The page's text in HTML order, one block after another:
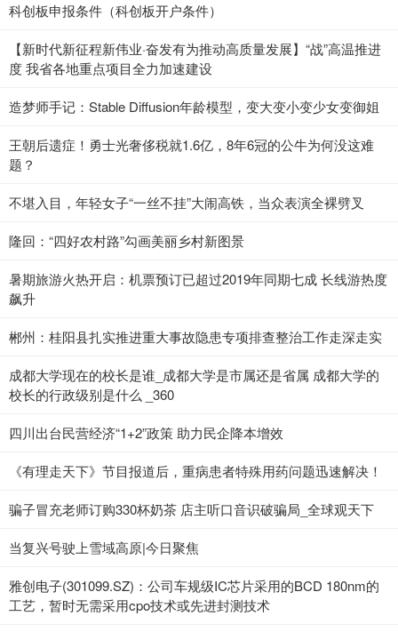
科创板申报条件（科创板开户条件）
【新时代新征程新伟业·奋发有为推动高质量发展】“战”高温推进
度 我省各地重点项目全力加速建设
造梦师手记：Stable Diffusion年龄模型，变大变小变少女变御姐
王朝后遗症！勇士光奢侈税就1.6亿，8年6冠的公牛为何没这难
题？
不堪入目，年轻女子“一丝不挂”大闹高铁，当众表演全裸劈叉
隆回：“四好农村路”勾画美丽乡村新图景
暑期旅游火热开启：机票预订已超过2019年同期七成 长线游热度
飙升
郴州：桂阳县扎实推进重大事故隐患专项排查整治工作走深走实
成都大学现在的校长是谁_成都大学是市属还是省属 成都大学的
校长的行政级别是什么 _360
四川出台民营经济“1+2”政策 助力民企降本增效
《有理走天下》节目报道后，重病患者特殊用药问题迅速解决！
骗子冒充老师订购330杯奶茶 店主听口音识破骗局_全球观天下
当复兴号驶上雪域高原|今日聚焦
雅创电子(301099.SZ)：公司车规级IC芯片采用的BCD 180nm的
工艺，暂时无需采用cpo技术或先进封测技术